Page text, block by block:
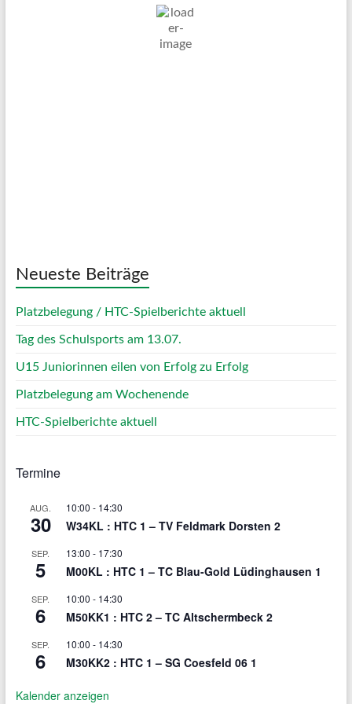
23
Neueste Beiträge
Platzbelegung / HTC-Spielberichte aktuell
Tag des Schulsports am 13.07.
U15 Juniorinnen eilen von Erfolg zu Erfolg
Platzbelegung am Wochenende
HTC-Spielberichte aktuell
Termine
AUG.
30
10:00 - 14:30
W34KL : HTC 1 – TV Feldmark Dorsten 2
SEP.
5
13:00 - 17:30
M00KL : HTC 1 – TC Blau-Gold Lüdinghausen 1
SEP.
6
10:00 - 14:30
M50KK1 : HTC 2 – TC Altschermbeck 2
SEP.
6
10:00 - 14:30
M30KK2 : HTC 1 – SG Coesfeld 06 1
Kalender anzeigen